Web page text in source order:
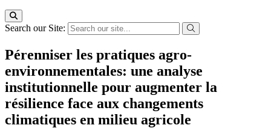
Search our Site:
Pérenniser les pratiques agro-
environnementales: une analyse
institutionnelle pour augmenter la
résilience face aux changements
climatiques en milieu agricole